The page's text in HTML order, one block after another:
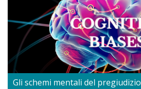
Gli schemi mentali del pregiudizio